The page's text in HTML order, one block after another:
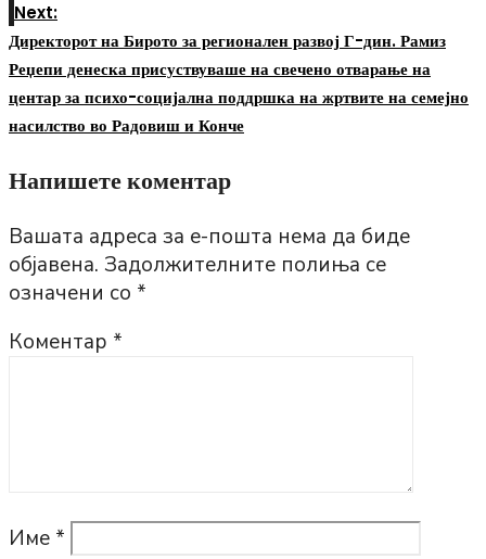
Next:
Директорот на Бирото за регионален развој Г-дин. Рамиз
Реџепи денеска присуствуваше на свечено отварање на
центар за психо-социјална поддршка на жртвите на семејно
насилство во Радовиш и Конче
Напишете коментар
Вашата адреса за е-пошта нема да биде
објавена. Задолжителните полиња се
означени со *
Коментар *
Име *